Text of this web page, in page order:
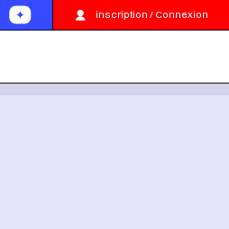
inscription / Connexion